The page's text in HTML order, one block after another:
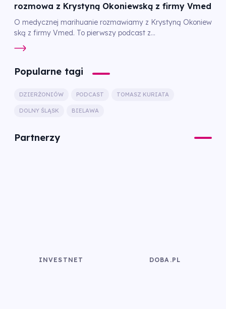
rozmowa z Krystyną Okoniewską z firmy Vmed
O medycznej marihuanie rozmawiamy z Krystyną Okoniew
ską z firmy Vmed. To pierwszy podcast z...
Popularne tagi
DZIERŻONIÓW PODCAST TOMASZ KURIATA
DOLNY ŚLĄSK BIELAWA
Partnerzy
INVESTNET DOBA.PL